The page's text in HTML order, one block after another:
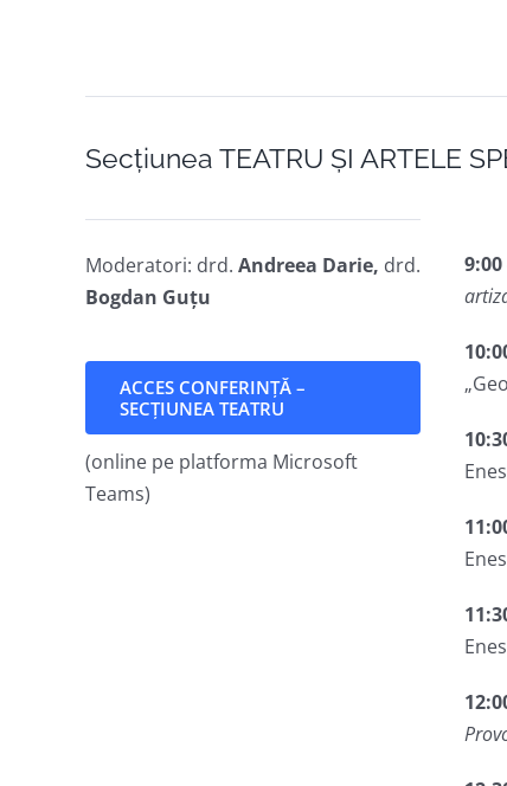
Secțiunea TEATRU ȘI ARTELE
Moderatori: drd. Andreea Darie, drd.
Bogdan Guțu
ACCES CONFERINȚĂ –
SECȚIUNEA TEATRU
(online pe platforma Microsoft
Teams)